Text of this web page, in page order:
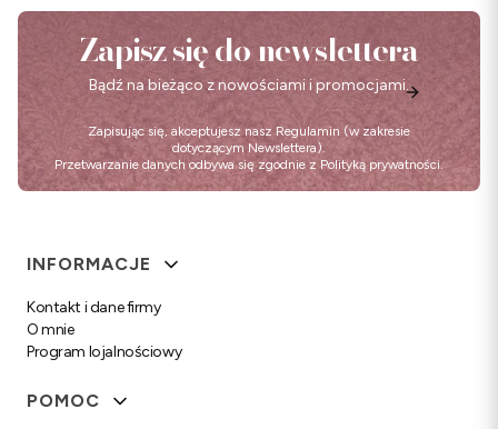
Zapisz się do newslettera
Bądź na bieżąco z nowościami i promocjami.
Zapisując się, akceptujesz nasz Regulamin (w zakresie
dotyczącym Newslettera).
Przetwarzanie danych odbywa się zgodnie z Polityką prywatności.
Linki w stopce
INFORMACJE
Kontakt i dane firmy
O mnie
Program lojalnościowy
POMOC